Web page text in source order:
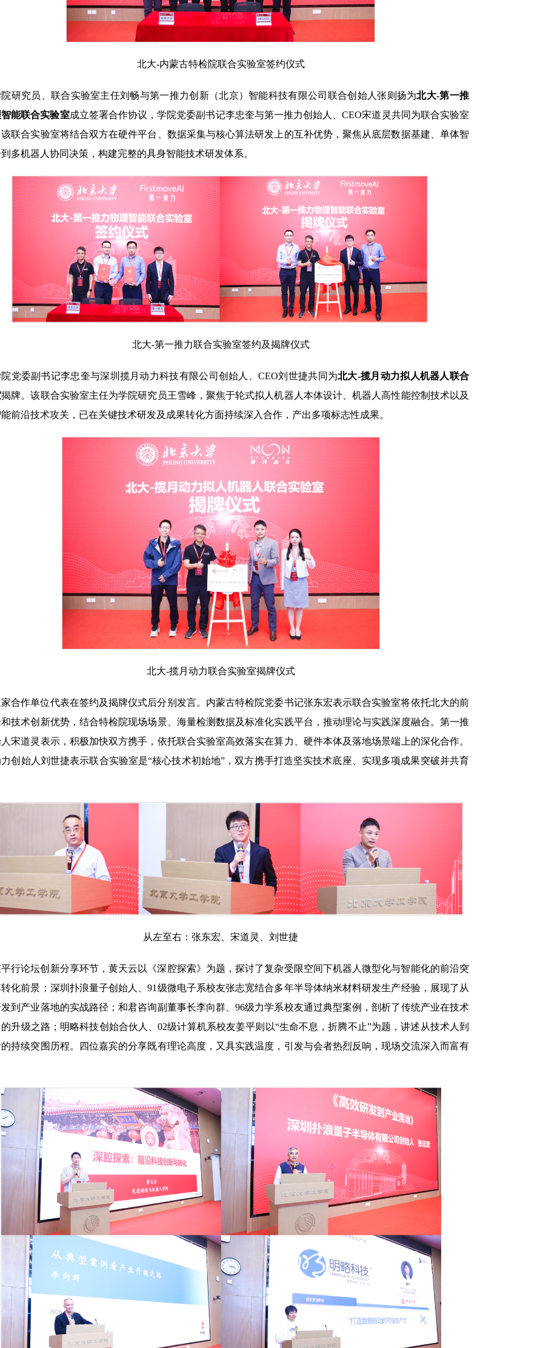
北大-内蒙古特检院联合实验室签约仪式
研究员、联合实验室主任刘畅与第一推力创新（北京）智能科技有限公司联合创始人张则扬为北大-第一推
能联合实验室成立签署合作协议，学院党委副书记李忠奎与第一推力创始人、CEO宋道灵共同为联合实验室
联合实验室将结合双方在硬件平台、数据采集与核心算法研发上的互补优势，聚焦从底层数据基建、单体智
多机器人协同决策，构建完整的具身智能技术研发体系。
北大-第一推力联合实验室签约及揭牌仪式
党委副书记李忠奎与深圳揽月动力科技有限公司创始人、CEO刘世捷共同为北大-揽月动力拟人机器人联合
揭牌。该联合实验室主任为学院研究员王雪峰，聚焦于轮式拟人机器人本体设计、机器人高性能控制技术以及
前沿技术攻关，已在关键技术研发及成果转化方面持续深入合作，产出多项标志性成果。
北大-揽月动力联合实验室揭牌仪式
家合作单位代表在签约及揭牌仪式后分别发言。内蒙古特检院党委书记张东宏表示联合实验室将依托北大的前
技术创新优势，结合特检院现场场景、海量检测数据及标准化实践平台，推动理论与实践深度融合。第一推
宋道灵表示，积极加快双方携手，依托联合实验室高效落实在算力、硬件本体及落地场景端上的深化合作。
创始人刘世捷表示联合实验室是“核心技术初始地”，双方携手打造坚实技术底座、实现多项成果突破并共育
从左至右：张东宏、宋道灵、刘世捷
行论坛创新分享环节，黄天云以《深腔探索》为题，探讨了复杂受限空间下机器人微型化与智能化的前沿突
化前景；深圳扑浪量子创始人、91级微电子系校友张志宽结合多年半导体纳米材料研发生产经验，展现了从
到产业落地的实战路径；和君咨询副董事长李向群、96级力学系校友通过典型案例，剖析了传统产业在技术
升级之路；明略科技创始合伙人、02级计算机系校友姜平则以“生命不息，折腾不止”为题，讲述从技术人到
持续突围历程。四位嘉宾的分享既有理论高度，又具实践温度，引发与会者热烈反响，现场交流深入而富有